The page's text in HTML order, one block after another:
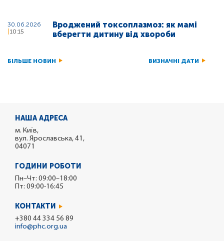
30.06.2026
10:15
Вроджений токсоплазмоз: як мамі
вберегти дитину від хвороби
БІЛЬШЕ НОВИН ВИЗНАЧНІ ДАТИ
НАША АДРЕСА
м. Київ,
вул. Ярославська, 41,
04071
ГОДИНИ РОБОТИ
Пн–Чт: 09:00–18:00
Пт: 09:00-16:45
КОНТАКТИ
+380 44 334 56 89
info@phc.org.ua